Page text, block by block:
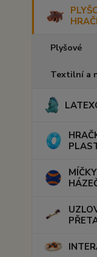
Plyšové
Textilní a